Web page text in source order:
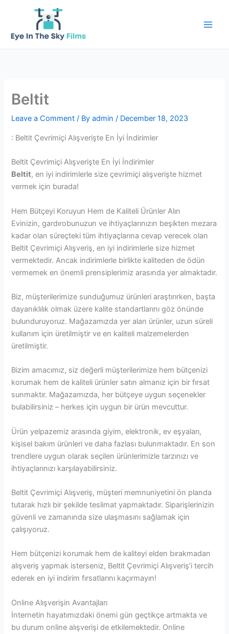
Beltit
Leave a Comment / Byadmin/ December 18, 2023
: Beltit Çevrimiçi Alışverişte En İyi İndirimler
Beltit Çevrimiçi Alışverişte En İyi İndirimler
Beltit, en iyi indirimlerle size çevrimiçi alışverişte hizmet
vermek için burada!
Hem Bütçeyi Koruyun Hem de Kaliteli Ürünler Alın
Evinizin, gardırobunuzun ve ihtiyaçlarınızın beşikten mezara
kadar olan süreçteki tüm ihtiyaçlarına cevap verecek olan
Beltit Çevrimiçi Alışveriş, en iyi indirimlerle size hizmet
vermektedir. Ancak indirimlerle birlikte kaliteden de ödün
vermemek en önemli prensiplerimiz arasında yer almaktadır.
Biz, müşterilerimize sunduğumuz ürünleri araştırırken, başta
dayanıklılık olmak üzere kalite standartlarını göz önünde
bulunduruyoruz. Mağazamızda yer alan ürünler, uzun süreli
kullanım için üretilmiştir ve en kaliteli malzemelerden
üretilmiştir.
Bizim amacımız, siz değerli müşterilerimize hem bütçenizi
korumak hem de kaliteli ürünler satın almanız için bir fırsat
sunmaktır. Mağazamızda, her bütçeye uygun seçenekler
bulabilirsiniz – herkes için uygun bir ürün mevcuttur.
Ürün yelpazemiz arasında giyim, elektronik, ev eşyaları,
kişisel bakım ürünleri ve daha fazlası bulunmaktadır. En son
trendlere uygun olarak seçilen ürünlerimizle tarzınızı ve
ihtiyaçlarınızı karşılayabilirsiniz.
Beltit Çevrimiçi Alışveriş, müşteri memnuniyetini ön planda
tutarak hızlı bir şekilde teslimat yapmaktadır. Siparişlerinizin
güvenli ve zamanında size ulaşmasını sağlamak için
çalışıyoruz.
Hem bütçenizi korumak hem de kaliteyi elden bırakmadan
alışveriş yapmak isterseniz, Beltit Çevrimiçi Alışveriş’i tercih
ederek en iyi indirim fırsatlarını kaçırmayın!
Online Alışverişin Avantajları
İnternetin hayatımızdaki önemi gün geçtikçe artmakta ve
bu durum online alışverişi de etkilemektedir. Online